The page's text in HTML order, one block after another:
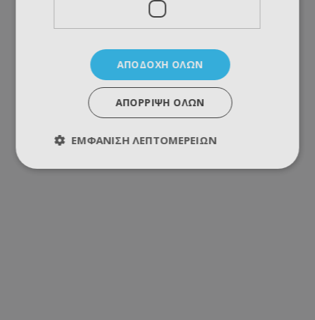
ΑΠΟΔΟΧΉ ΌΛΩΝ
ΑΠΌΡΡΙΨΗ ΌΛΩΝ
ΕΜΦΆΝΙΣΗ ΛΕΠΤΟΜΕΡΕΙΏΝ